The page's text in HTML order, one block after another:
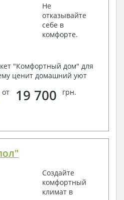
Не
отказывайте
себе в
комфорте.
"Комфортный дом" для
ценит домашний уют
от 19 700 грн.
Создайте
комфортный
климат в